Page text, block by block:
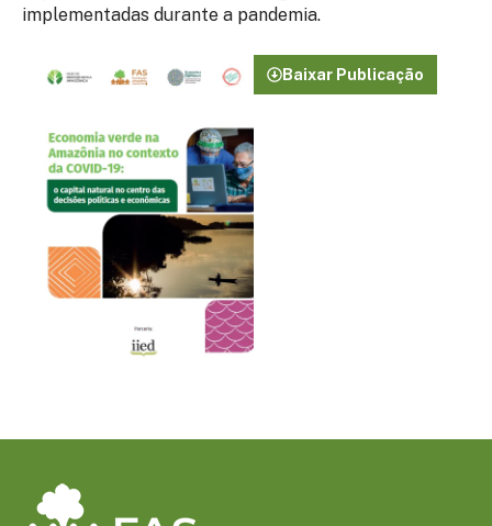
implementadas durante a pandemia.
Baixar Publicação